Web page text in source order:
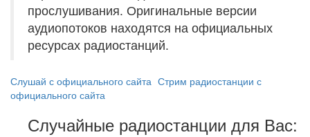
прослушивания. Оригинальные версии
аудиопотоков находятся на официальных
ресурсах радиостанций.
Слушай с официального сайта Стрим радиостанции с
официального сайта
Случайные радиостанции для Вас: